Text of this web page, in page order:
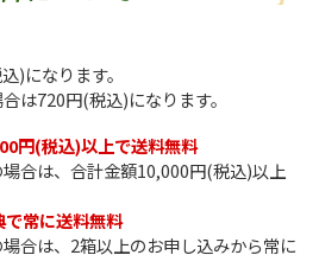
)になります。
は720円(税込)になります。
円(税込)以上で送料無料
合は、合計金額10,000円(税込)以上
常に送料無料
合は、2箱以上のお申し込みから常に